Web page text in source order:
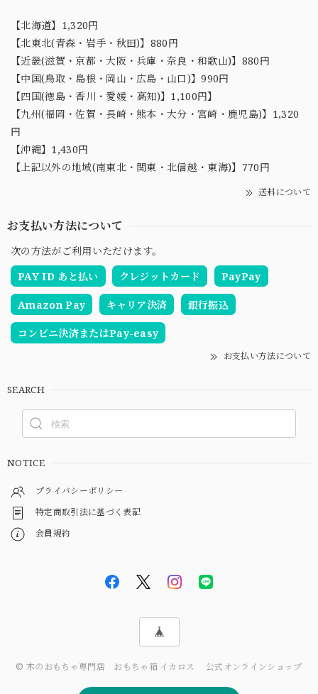
【北海道】1,320円
【北東北(青森・岩手・秋田)】880円
【近畿(滋賀・京都・大阪・兵庫・奈良・和歌山)】880円
【中国(鳥取・島根・岡山・広島・山口)】990円
【四国(徳島・香川・愛媛・高知)】1,100円】
【九州(福岡・佐賀・長崎・熊本・大分・宮崎・鹿児島)】1,320
円
【沖縄】1,430円
【上記以外の地域(南東北・関東・北信越・東海)】770円
送料について
お支払い方法について
次の方法がご利用いただけます。
PAY ID あと払い
クレジットカード PayPay
Amazon Pay キャリア決済 銀行振込
コンビニ決済またはPay-easy
お支払い方法について
SEARCH
NOTICE
プライバシーポリシー
特定商取引法に基づく表記
会員規約
© 木のおもちゃ専門店 おもちゃ箱 イカロス 公式オンラインショップ